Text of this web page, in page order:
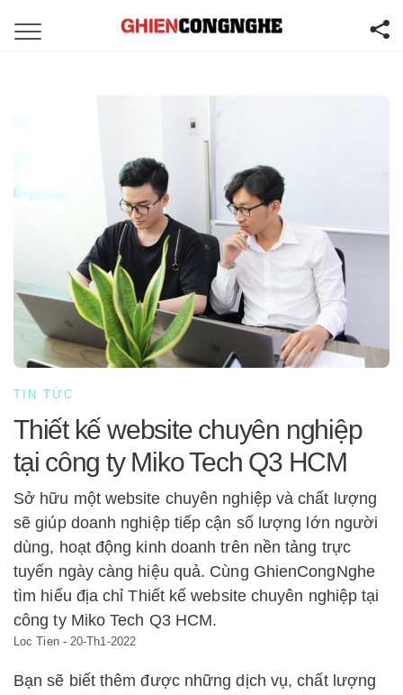
TIN TỨC
Thiết kế website chuyên nghiệp
tại công ty Miko Tech Q3 HCM
Sở hữu một website chuyên nghiệp và chất lượng
sẽ giúp doanh nghiệp tiếp cận số lượng lớn người
dùng, hoạt động kinh doanh trên nền tảng trực
tuyến ngày càng hiệu quả. Cùng GhienCongNghe
tìm hiểu địa chỉ Thiết kế website chuyên nghiệp tại
công ty Miko Tech Q3 HCM.
Loc Tien- 20-Th1-2022
Bạn sẽ biết thêm được những dịch vụ, chất lượng